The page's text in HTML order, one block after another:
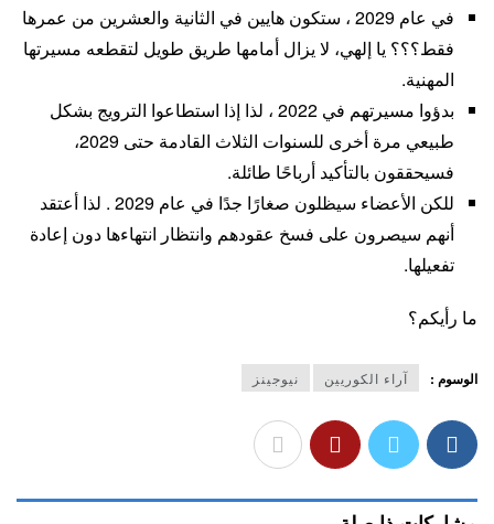
في عام 2029 ، ستكون هايين في الثانية والعشرين من عمرها
فقط؟؟؟ يا إلهي، لا يزال أمامها طريق طويل لتقطعه مسيرتها
المهنية.
بدؤوا مسيرتهم في 2022 ، لذا إذا استطاعوا الترويج بشكل
طبيعي مرة أخرى للسنوات الثلاث القادمة حتى 2029،
فسيحققون بالتأكيد أرباحًا طائلة.
للكن الأعضاء سيظلون صغارًا جدًا في عام 2029 . لذا أعتقد
أنهم سيصرون على فسخ عقودهم وانتظار انتهاءها دون إعادة
تفعيلها.
ما رأيكم؟
الوسوم : آراء الكوريين نيوجينز